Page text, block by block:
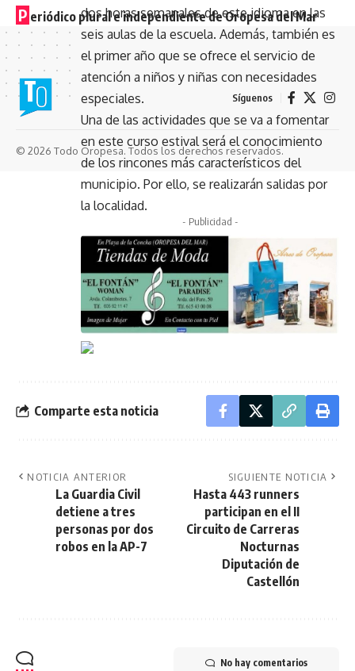
dos horas semanales de este idioma en las
seis aulas de la escuela. Además, también es
el primer año que se ofrece el servicio de
atención a niños y niñas con necesidades
especiales.
Una de las actividades que se va a fomentar
en este curso estival será el conocimiento
de los rincones más característicos del
municipio. Por ello, se realizarán salidas por
la localidad.
- Publicidad -
Comparte esta noticia
NOTICIA ANTERIOR
La Guardia Civil
detiene a tres
personas por dos
robos en la AP-7
SIGUIENTE NOTICIA
Hasta 443 runners
participan en el II
Circuito de Carreras
Nocturnas
Diputación de
Castellón
No hay comentarios
P eriódico plural e independiente de Oropesa del Mar
Síguenos
© 2026 Todo Oropesa. Todos los derechos reservados.